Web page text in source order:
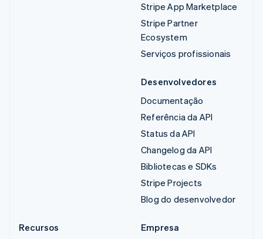
Stripe App Marketplace
Stripe Partner
Ecosystem
Serviços profissionais
Desenvolvedores
Documentação
Referência da API
Status da API
Changelog da API
Bibliotecas e SDKs
Stripe Projects
Blog do desenvolvedor
Recursos
Empresa